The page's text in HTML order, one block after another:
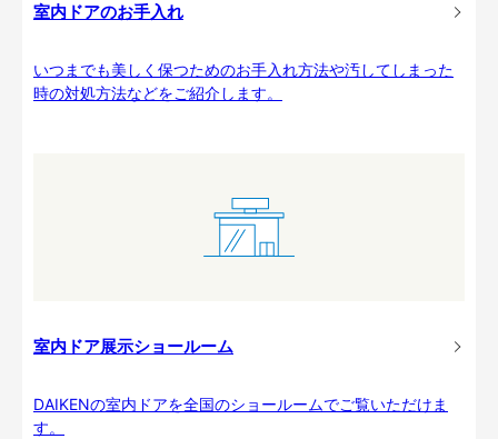
室内ドアのお手入れ
いつまでも美しく保つためのお手入れ方法や汚してしまった
時の対処方法などをご紹介します。
室内ドア展示ショールーム
DAIKENの室内ドアを全国のショールームでご覧いただけま
す。